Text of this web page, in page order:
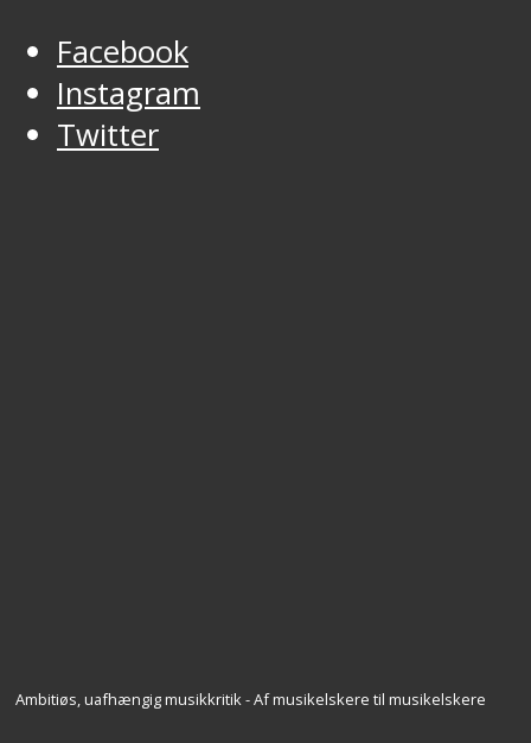
Facebook
Instagram
Twitter
Ambitiøs, uafhængig musikkritik - Af musikelskere til musikelskere